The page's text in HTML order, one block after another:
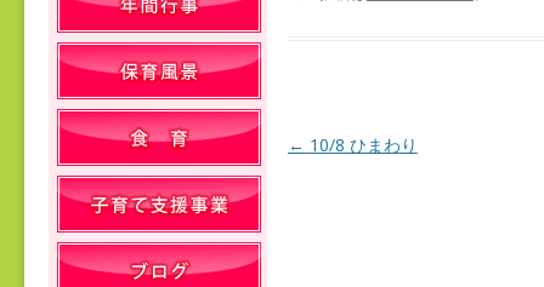
投稿ナビゲーション
← 10/8 ひまわり